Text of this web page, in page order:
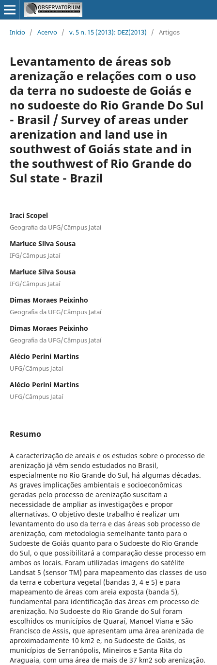
Início / Acervo / v. 5 n. 15 (2013): DEZ(2013) / Artigos
Levantamento de áreas sob
arenização e relações com o uso
da terra no sudoeste de Goiás e
no sudoeste do Rio Grande Do Sul
- Brasil / Survey of areas under
arenization and land use in
southwest of Goiás state and in
the southwest of Rio Grande do
Sul state - Brazil
Iraci Scopel
Geografia da UFG/Câmpus Jataí
Marluce Silva Sousa
IFG/Câmpus Jataí
Marluce Silva Sousa
IFG/Câmpus Jataí
Dimas Moraes Peixinho
Geografia da UFG/Câmpus Jataí
Dimas Moraes Peixinho
Geografia da UFG/Câmpus Jataí
Alécio Perini Martins
UFG/Câmpus Jataí
Alécio Perini Martins
UFG/Câmpus Jataí
Resumo
A caracterização de areais e os estudos sobre o processo de
arenização já vêm sendo estudados no Brasil,
especialmente no Rio Grande do Sul, há algumas décadas.
As graves implicações ambientais e socioeconômicas
geradas pelo processo de arenização suscitam a
necessidade de ampliar as investigações e propor
alternativas. O objetivo deste trabalho é realizar um
levantamento do uso da terra e das áreas sob processo de
arenização, com metodologia semelhante tanto para o
Sudoeste de Goiás quanto para o Sudoeste do Rio Grande
do Sul, o que possibilitará a comparação desse processo em
ambos os locais. Foram utilizadas imagens do satélite
Landsat 5 (sensor TM) para mapeamento das classes de uso
da terra e cobertura vegetal (bandas 3, 4 e 5) e para
mapeamento de áreas com areia exposta (banda 5),
fundamental para identificação das áreas em processo de
arenização. No Sudoeste do Rio Grande do Sul foram
escolhidos os municípios de Quaraí, Manoel Viana e São
Francisco de Assis, que apresentam uma área arenizada de
aproximadamente 10 km2 e, no Sudoeste de Goiás, os
municípios de Serranópolis, Mineiros e Santa Rita do
Araguaia, com uma área de mais de 37 km2 sob arenização.